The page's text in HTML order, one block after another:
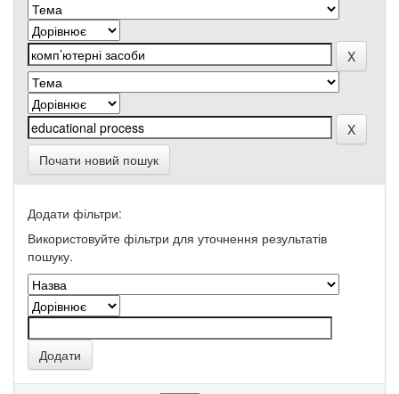
Почати новий пошук
Додати фільтри:
Використовуйте фільтри для уточнення результатів
пошуку.